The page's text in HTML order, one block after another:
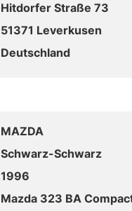
Hitdorfer Straße 73
51371 Leverkusen
Deutschland
MAZDA
Schwarz-Schwarz
1996
Mazda 323 BA